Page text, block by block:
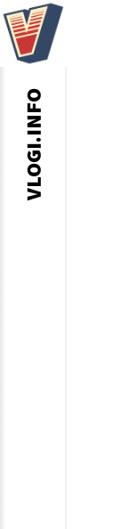
VLOGI.INFO